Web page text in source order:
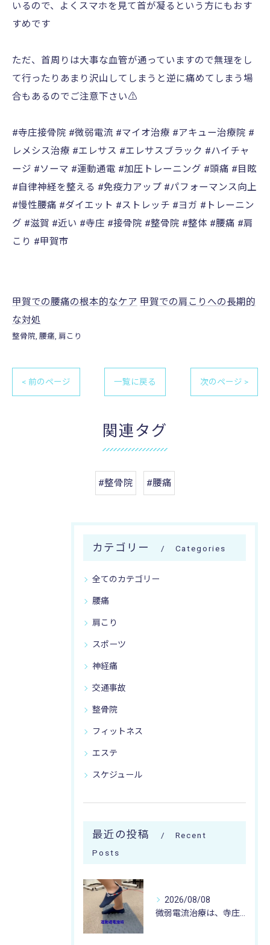
いるので、よくスマホを見て首が凝るという方にもおす
すめです
ただ、首周りは大事な血管が通っていますので無理をし
て行ったりあまり沢山してしまうと逆に痛めてしまう場
合もあるのでご注意下さい⚠️
#寺庄接骨院 #微弱電流 #マイオ治療 #アキュー治療院 #
レメシス治療 #エレサス #エレサスブラック #ハイチャ
ージ #ソーマ #運動通電 #加圧トレーニング #頭痛 #目眩
#自律神経を整える #免疫力アップ #パフォーマンス向上
#慢性腰痛 #ダイエット #ストレッチ #ヨガ #トレーニン
グ #滋賀 #近い #寺庄 #接骨院 #整骨院 #整体 #腰痛 #肩
こり #甲賀市
甲賀での腰痛の根本的なケア 甲賀での肩こりへの長期的
な対処
整骨院 腰痛 肩こり
< 前のページ 一覧に戻る 次のページ >
関連タグ
#整骨院 #腰痛
カテゴリー Categories
全てのカテゴリー
腰痛
肩こり
スポーツ
神経痛
交通事故
整骨院
フィットネス
エステ
スケジュール
最近の投稿
Recent
Posts
2026/08/08